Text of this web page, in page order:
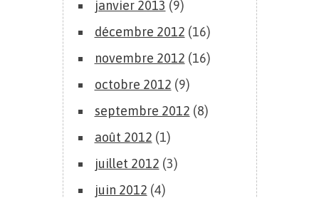
janvier 2013 (9)
décembre 2012 (16)
novembre 2012 (16)
octobre 2012 (9)
septembre 2012 (8)
août 2012 (1)
juillet 2012 (3)
juin 2012 (4)